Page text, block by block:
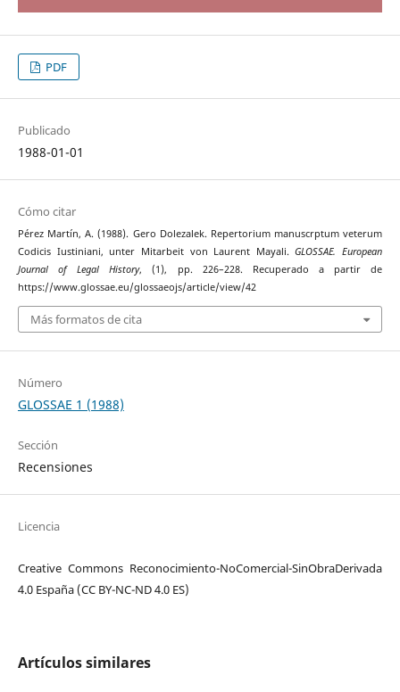
PDF
Publicado
1988-01-01
Cómo citar
Pérez Martín, A. (1988). Gero Dolezalek. Repertorium manuscrptum veterum
Codicis Iustiniani, unter Mitarbeit von Laurent Mayali.GLOSSAE. European
Journal of Legal History, (1), pp. 226–228. Recuperado a partir de
https://www.glossae.eu/glossaeojs/article/view/42
Más formatos de cita
Número
GLOSSAE 1 (1988)
Sección
Recensiones
Licencia
Creative Commons Reconocimiento-NoComercial-SinObraDerivada
4.0 España (CC BY-NC-ND 4.0 ES)
Artículos similares